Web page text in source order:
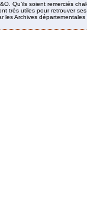
Qu’ils soient remerciés
très utiles pour retrouver
Archives